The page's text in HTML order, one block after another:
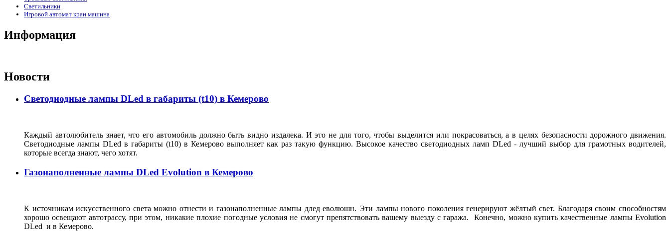
Светильники
Игровой автомат кран машина
Информация
Новости
Светодиодные лампы DLed в габариты (t10) в Кемерово
Каждый автолюбитель знает, что его автомобиль должно быть видно издалека. И это не для того, чтобы выделится или покрасоваться, а в целях безопасности дорожного движения.
Светодиодные лампы DLed в габариты (t10) в Кемерово выполняет как раз такую функцию. Высокое качество светодиодных ламп DLed - лучший выбор для грамотных водителей,
которые всегда знают, чего хотят.
Газонаполненные лампы DLed Evolution в Кемерово
К источникам искусственного света можно отнести и газонаполненные лампы длед еволюшн. Эти лампы нового поколения генерируют жёлтый свет. Благодаря своим способностям
хорошо освещают автотрассу, при этом, никакие плохие погодные условия не смогут препятствовать вашему выезду с гаража. Конечно, можно купить качественные лампы Evolution
DLed и в Кемерово.